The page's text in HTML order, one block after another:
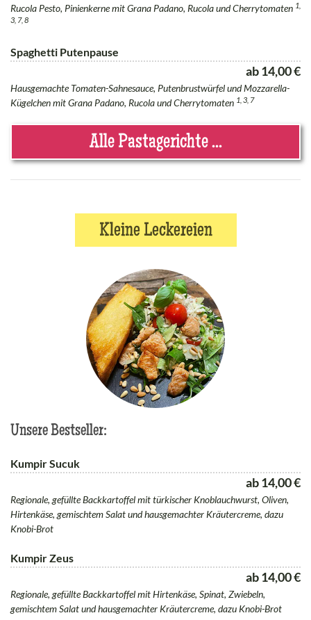
Rucola Pesto, Pinienkerne mit Grana Padano, Rucola und Cherrytomaten 1,
3, 7, 8
Spaghetti Putenpause
ab 14,00 €
Hausgemachte Tomaten-Sahnesauce, Putenbrustwürfel und Mozzarella-
Kügelchen mit Grana Padano, Rucola und Cherrytomaten 1, 3, 7
Alle Pastagerichte ...
Kleine Leckereien
Unsere Bestseller:
Kumpir Sucuk
ab 14,00 €
Regionale, gefüllte Backkartoffel mit türkischer Knoblauchwurst, Oliven,
Hirtenkäse, gemischtem Salat und hausgemachter Kräutercreme, dazu
Knobi-Brot
Kumpir Zeus
ab 14,00 €
Regionale, gefüllte Backkartoffel mit Hirtenkäse, Spinat, Zwiebeln,
gemischtem Salat und hausgemachter Kräutercreme, dazu Knobi-Brot